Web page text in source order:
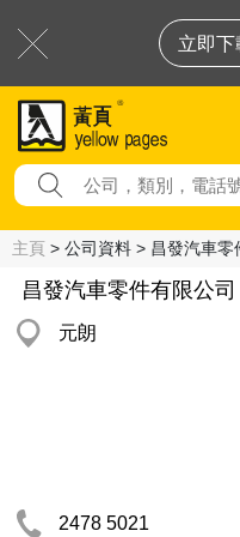
立即
主頁 > 公司資料 > 昌發汽車零
昌發汽車零件有限公司
元朗
2478 5021